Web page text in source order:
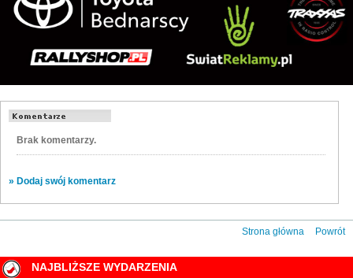
Brak komentarzy.
» Dodaj swój komentarz
Strona główna Powrót
NAJBLIŻSZE WYDARZENIA